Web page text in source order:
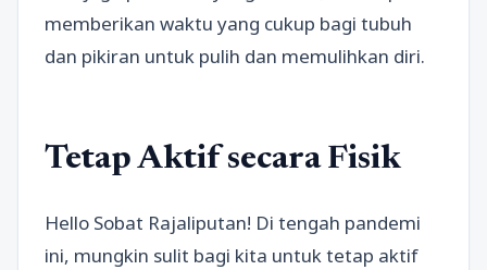
memberikan waktu yang cukup bagi tubuh
dan pikiran untuk pulih dan memulihkan diri.
Tetap Aktif secara Fisik
Hello Sobat Rajaliputan! Di tengah pandemi
ini, mungkin sulit bagi kita untuk tetap aktif